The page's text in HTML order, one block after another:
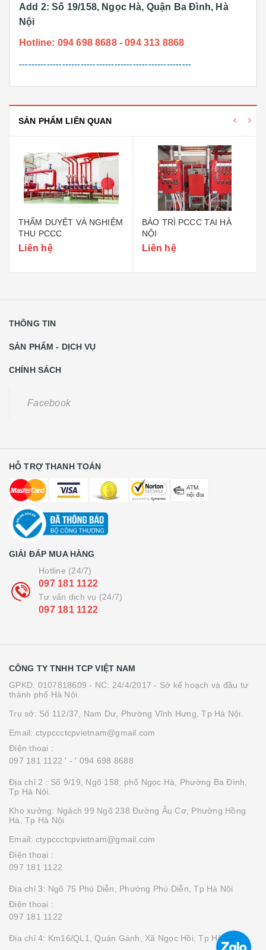
Add 2: Số 19/158, Ngọc Hà, Quận Ba Đình, Hà
Nội
Hotline: 094 698 8688 - 094 313 8868
--------------------------------------------------------
SẢN PHẨM LIÊN QUAN
THẨM DUYỆT VÀ NGHIỆM
THU PCCC
Liên hệ
BẢO TRÌ PCCC TẠI HÀ
NỘI
Liên hệ
THÔNG TIN
SẢN PHẨM - DỊCH VỤ
CHÍNH SÁCH
Facebook
HỖ TRỢ THANH TOÁN
GIẢI ĐÁP MUA HÀNG
Hotline (24/7)
097 181 1122
Tư vấn dịch vụ (24/7)
097 181 1122
CÔNG TY TNHH TCP VIỆT NAM
GPKD: 0107818609 - NC: 24/4/2017 - Sở kế hoạch và đầu tư
thành phố Hà Nội.
Trụ sở: Số 112/37, Nam Dư, Phường Vĩnh Hưng, Tp Hà Nội.
Email: ctypccctcpvietnam@gmail.com
Điện thoại :
097 181 1122 ' - ' 094 698 8688
Địa chỉ 2 : Số 9/19, Ngõ 158, phố Ngọc Hà, Phường Ba Đình,
Tp Hà Nội.
Kho xưởng: Ngách 99 Ngõ 238 Đường Âu Cơ, Phường Hồng
Hà, Tp Hà Nội
Email: ctypccctcpvietnam@gmail.com
Điện thoại :
097 181 1122
Địa chỉ 3: Ngõ 75 Phú Diễn, Phường Phú Diễn, Tp Hà Nội
Điện thoại :
097 181 1122
Địa chỉ 4: Km16/QL1, Quán Gánh, Xã Ngọc Hồi, Tp Hà Nội